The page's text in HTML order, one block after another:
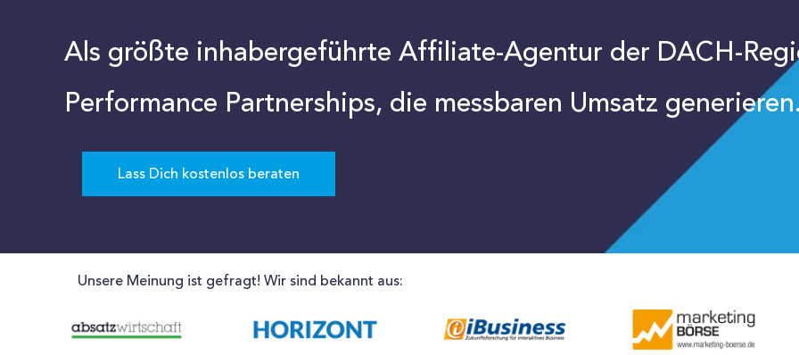
Als größte inhabergeführte Affiliate-Agentur der DACH-
Performance Partnerships, die messbaren Umsatz
Lass Dich kostenlos beraten
Unsere Meinung ist gefragt! Wir sind bekannt aus: